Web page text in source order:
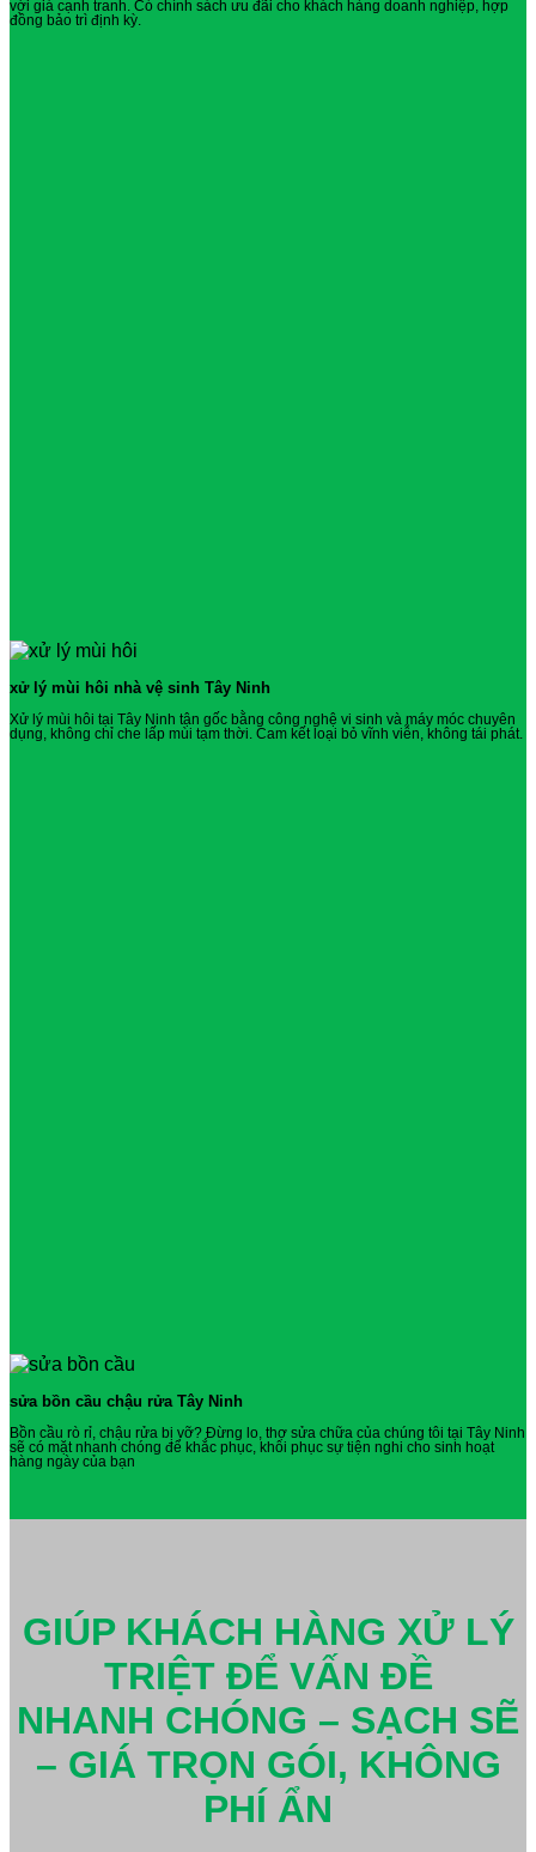
với giá cạnh tranh. Có chính sách ưu đãi cho khách hàng doanh nghiệp, hợp
đồng bảo trì định kỳ.
xử lý mùi hôi nhà vệ sinh Tây Ninh
Xử lý mùi hôi tại Tây Ninh tận gốc bằng công nghệ vi sinh và máy móc chuyên
dụng, không chỉ che lấp mùi tạm thời. Cam kết loại bỏ vĩnh viễn, không tái phát.
sửa bồn cầu chậu rửa Tây Ninh
Bồn cầu rò rỉ, chậu rửa bị vỡ? Đừng lo, thợ sửa chữa của chúng tôi tại Tây Ninh
sẽ có mặt nhanh chóng để khắc phục, khôi phục sự tiện nghi cho sinh hoạt
hàng ngày của bạn
GIÚP KHÁCH HÀNG XỬ LÝ
TRIỆT ĐỂ VẤN ĐỀ
NHANH CHÓNG – SẠCH SẼ
– GIÁ TRỌN GÓI, KHÔNG
PHÍ ẨN